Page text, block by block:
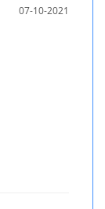
07-10-2021